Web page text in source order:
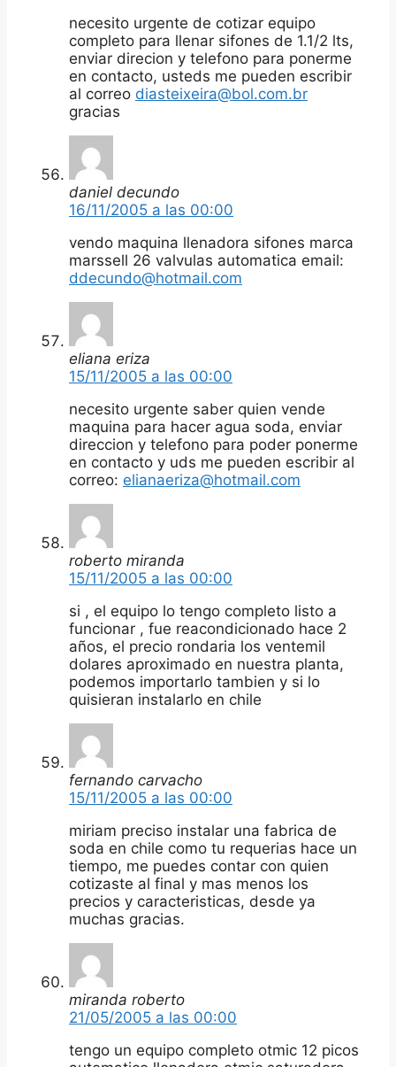
necesito urgente de cotizar equipo
completo para llenar sifones de 1.1/2 lts,
enviar direcion y telefono para ponerme
en contacto, usteds me pueden escribir
al correo diasteixeira@bol.com.br
gracias
daniel decundo
16/11/2005 a las 00:00
vendo maquina llenadora sifones marca
marssell 26 valvulas automatica email:
ddecundo@hotmail.com
eliana eriza
15/11/2005 a las 00:00
necesito urgente saber quien vende
maquina para hacer agua soda, enviar
direccion y telefono para poder ponerme
en contacto y uds me pueden escribir al
correo: elianaeriza@hotmail.com
roberto miranda
15/11/2005 a las 00:00
si , el equipo lo tengo completo listo a
funcionar , fue reacondicionado hace 2
años, el precio rondaria los ventemil
dolares aproximado en nuestra planta,
podemos importarlo tambien y si lo
quisieran instalarlo en chile
fernando carvacho
15/11/2005 a las 00:00
miriam preciso instalar una fabrica de
soda en chile como tu requerias hace un
tiempo, me puedes contar con quien
cotizaste al final y mas menos los
precios y caracteristicas, desde ya
muchas gracias.
miranda roberto
21/05/2005 a las 00:00
tengo un equipo completo otmic 12 picos